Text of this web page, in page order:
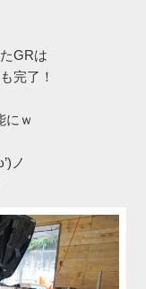
GRは
完了！
にｗ
ノ